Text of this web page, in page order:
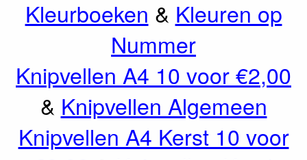
Kleurboeken & Kleuren op
Nummer
Knipvellen A4 10 voor €2,00
& Knipvellen Algemeen
Knipvellen A4 Kerst 10 voor